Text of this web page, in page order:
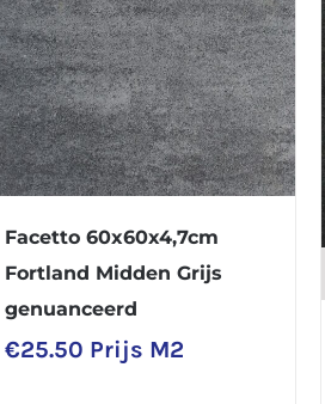
Facetto 60x60x4,7cm
Fortland Midden Grijs
genuanceerd
€25.50 Prijs M2